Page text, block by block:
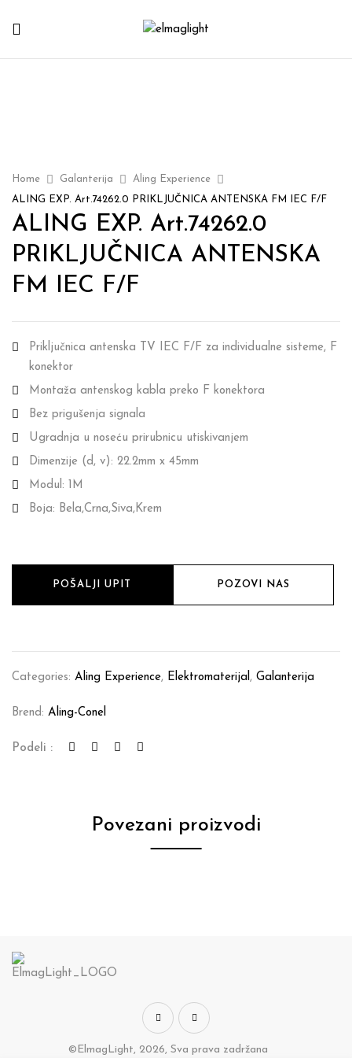
Home Galanterija
Aling Experience
ALING EXP. Art.74262.0 PRIKLJUČNICA ANTENSKA FM IEC F/F
ALING EXP. Art.74262.0
PRIKLJUČNICA ANTENSKA
FM IEC F/F
Priključnica antenska TV IEC F/F za individualne sisteme, F
konektor
Montaža antenskog kabla preko F konektora
Bez prigušenja signala
Ugradnja u noseću prirubnicu utiskivanjem
Dimenzije (d, v): 22.2mm x 45mm
Modul: 1M
Boja: Bela,Crna,Siva,Krem
POŠALJI UPIT POZOVI NAS
Categories: Aling Experience, Elektromaterijal, Galanterija
Brend: Aling-Conel
Podeli :
Povezani proizvodi
©ElmagLight, 2026, Sva prava zadržana